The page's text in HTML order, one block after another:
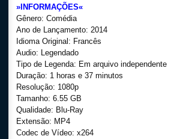
»INFORMAÇÕES«
Gênero: Comédia
Ano de Lançamento: 2014
Idioma Original: Francês
Audio: Legendado
Tipo de Legenda: Em arquivo independente
Duração: 1 horas e 37 minutos
Resolução: 1080p
Tamanho: 6.55 GB
Qualidade: Blu-Ray
Extensão: MP4
Codec de Vídeo: x264